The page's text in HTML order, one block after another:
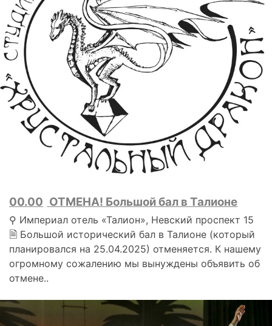
00.00 ОТМЕНА! Большой бал в Талионе
⚲ Империал отель «Талион», Невский проспект 15
🗎 Большой исторический бал в Талионе (который
планировался на 25.04.2025) отменяется. К нашему
огромному сожалению мы вынуждены объявить об
отмене..